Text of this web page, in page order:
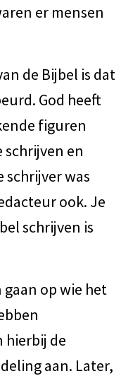
er mensen
de Bijbel is dat
God heeft
figuren
en
schrijver was
ook. Je
schrijven is
op wie het
hierbij de
aan. Later,